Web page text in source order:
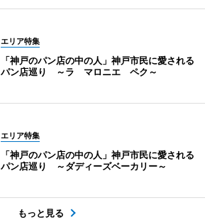
エリア特集
「神戸のパン店の中の人」神戸市民に愛される
パン店巡り ～ラ マロニエ ペク～
エリア特集
「神戸のパン店の中の人」神戸市民に愛される
パン店巡り ～ダディーズベーカリー～
もっと見る